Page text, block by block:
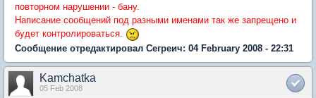
повторном нарушении - бану.
Написание сообщений под разными именами так же запрещено и
будет контролироваться.
Сообщение отредактировал Сегреич: 04 February 2008 - 22:31
Kamchatka
05 Feb 2008